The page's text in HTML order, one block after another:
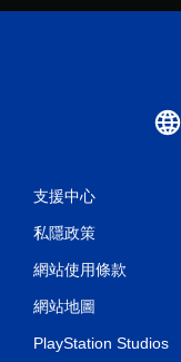
支援中心
私隱政策
網站使用條款
網站地圖
PlayStation Studios